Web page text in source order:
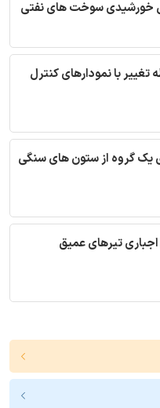
خورشیدی سوخت های نفتی
با نمودارهای کنترل
یک گروه از ستون های سنگی
اجباری تیرهای عمیق